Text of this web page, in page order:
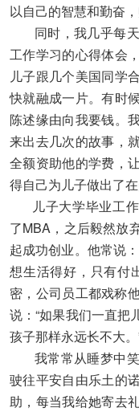
以自己的智慧和勤奋，
同时，我几乎每天
工作学习的心得体会
儿子跟几个美国同学
快就融成一片。有时
陈述缘由向我要钱。
来出去几次的故事，
全额资助他的学费，
得自己为儿子做出了
儿子大学毕业工作
了MBA，之后毅然放
起成功创业。他常说
想生活得好，只有付
密，公司员工都戏称
说：“如果我们一直把
孩子那样永远长不大。
我常常从睡梦中笑
驶往平安自由乐土的
助，每当我给她寄去